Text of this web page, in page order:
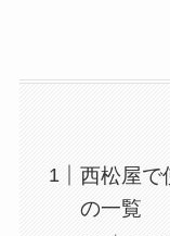
西松屋で
の一覧